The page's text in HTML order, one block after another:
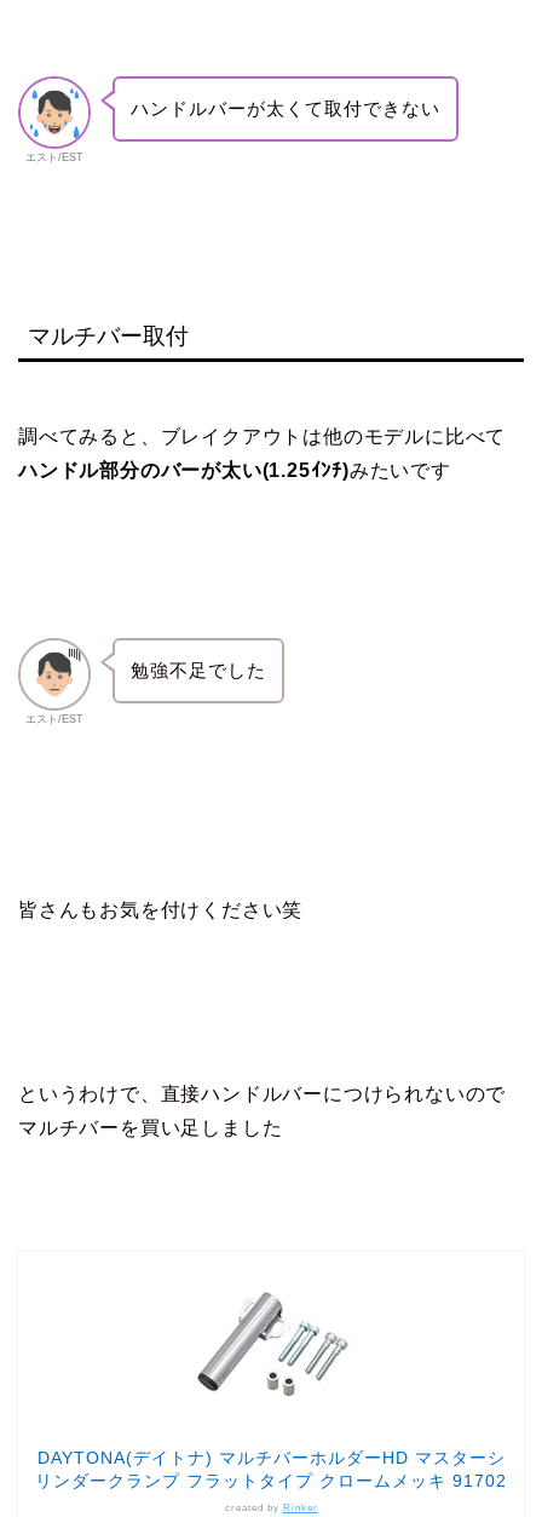
エスト/EST
ハンドルバーが太くて取付できない
マルチバー取付
調べてみると、ブレイクアウトは他のモデルに比べて
ハンドル部分のバーが太い(1.25ｲﾝﾁ)みたいです
エスト/EST
勉強不足でした
皆さんもお気を付けください笑
というわけで、直接ハンドルバーにつけられないので
マルチバーを買い足しました
DAYTONA(デイトナ) マルチバーホルダーHD マスターシ
リンダークランプ フラットタイプ クロームメッキ 91702
created by Rinker